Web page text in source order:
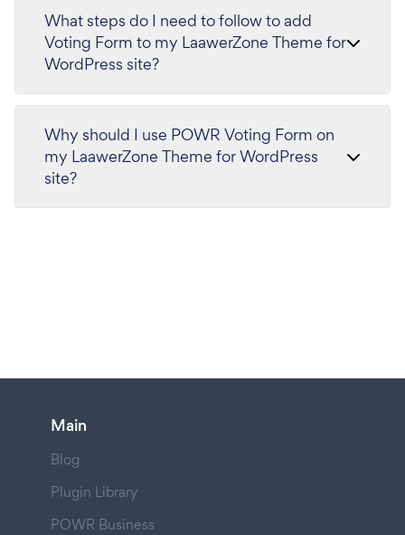
What steps do I need to follow to add
Voting Form to my LaawerZone Theme for
WordPress site?
Why should I use POWR Voting Form on
my LaawerZone Theme for WordPress
site?
Main
Blog
Plugin Library
POWR Business